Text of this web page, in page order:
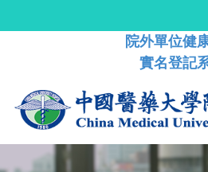
院外單位健
實名登記